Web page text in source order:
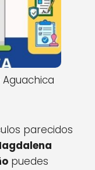
parecidos
puedes